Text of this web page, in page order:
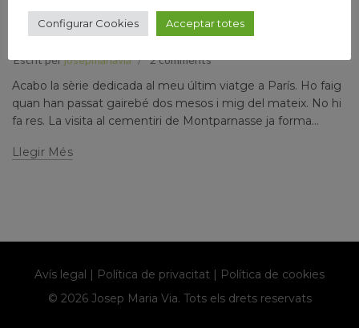
PARÍS PRIMAVERAL (V)
Escrit perjosepmariavia 2 comments
Acabo la sèrie dedicada al meu últim viatge a París. Ho faig
quan han passat gairebé dos mesos i mig del mateix. No hi
fa res. La visita al cementiri de Montparnasse ja forma...
Llegir Més
© 2026 Josep Maria Via. Tots els drets reservats
Avís legal | Política de privacitat | Política de cookies
Configurar Cookies Acceptar totes